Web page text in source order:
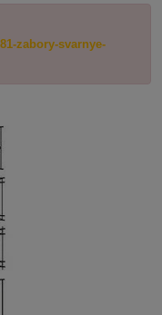
zabory-svarnye-